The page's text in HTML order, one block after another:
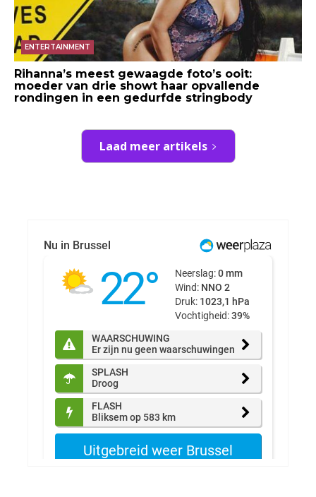
ENTERTAINMENT
Rihanna’s meest gewaagde foto’s ooit:
moeder van drie showt haar opvallende
rondingen in een gedurfde stringbody
Laad meer artikels